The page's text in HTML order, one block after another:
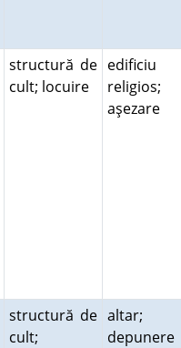
structură de
cult; locuire
edificiu
religios;
aşezare
structură de
cult;
altar;
depunere